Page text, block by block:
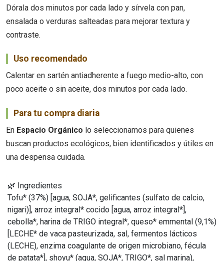
Dórala dos minutos por cada lado y sírvela con pan,
ensalada o verduras salteadas para mejorar textura y
contraste.
Uso recomendado
Calentar en sartén antiadherente a fuego medio-alto, con
poco aceite o sin aceite, dos minutos por cada lado.
Para tu compra diaria
En Espacio Orgánico lo seleccionamos para quienes
buscan productos ecológicos, bien identificados y útiles en
una despensa cuidada.
🌿 Ingredientes
Tofu* (37%) [agua, SOJA*, gelificantes (sulfato de calcio,
nigari)], arroz integral* cocido [agua, arroz integral*],
cebolla*, harina de TRIGO integral*, queso* emmental (9,1%)
[LECHE* de vaca pasteurizada, sal, fermentos lácticos
(LECHE), enzima coagulante de origen microbiano, fécula
de patata*], shoyu* (agua, SOJA*, TRIGO*, sal marina),